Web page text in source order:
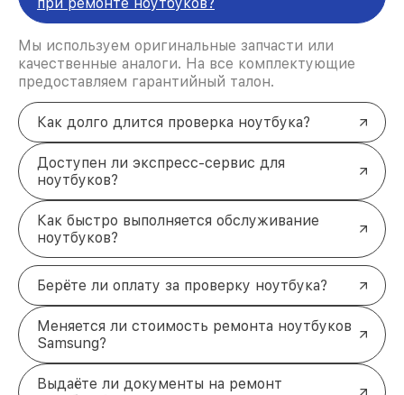
Фиксированные сроки выполнения работ позволят
вам точно знать, когда устройство будет готово к
использованию. Мы используем только
оригинальные запчасти, что гарантирует
долговечность и надёжность после ремонта.
ремонта, если вы решите обратиться за
выполнением работ. Возможна оплата удобным
для вас способом: наличными, картой или
переводом.
Профессиональная помощь и
восстановление ноутбуков
Samsung
Своевременный ремонт продлевает срок службы
вашего устройства и позволяет избежать
дополнительных затрат в будущем. Обращайтесь
к нам по телефону +7 (495) 152-68-30 или
приезжайте по адресу улица Сущёвский Вал, 5с1
для получения квалифицированной помощи. Мы
вернём вашему ноутбуку Samsung стабильную
работу в кратчайшие сроки!
Мы используем оригинальные запчасти или
качественные аналоги. На все комплектующие
предоставляем гарантийный талон.
Как долго длится проверка ноутбука?
Доступен ли экспресс-сервис для
ноутбуков?
Как быстро выполняется обслуживание
ноутбуков?
Берёте ли оплату за проверку ноутбука?
Меняется ли стоимость ремонта ноутбуков
Samsung?
Выдаёте ли документы на ремонт